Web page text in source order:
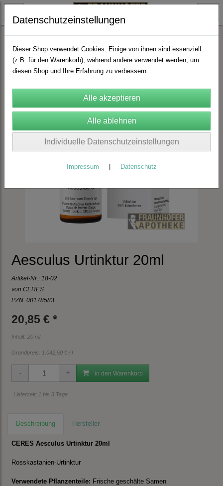
CERES Urtinkturen
Aesculus Urtinktur 20ml
Artikel-Nr.: 18-02
von CERES
PZN: 00178583
20,85 € *
Inhalt: 20 ml
Grundpreis: 1.042,50 € / l
in den Warenkorb
Lieferzeit: 1 bis 3 Tage
Beschreibung Hersteller
CERES Aesculus Urtinktur 20ml
Rosskastanien-Urtinktur
Verwendete Pflanzenteile: Frische geschälte Samen
Datenschutzeinstellungen
Dieser Shop verwendet Cookies. Einige von ihnen sind essenziell
(z.B. für den Warenkorb), während andere verwendet werden, um
diesen Shop und Ihre Erfahrung zu verbessern.
Individuelle Datenschutzeinstellungen
Impressum Datenschutz